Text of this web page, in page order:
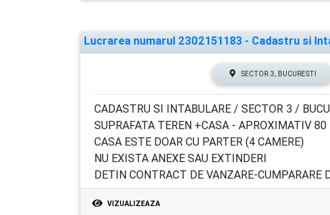
Lucrarea numarul 2302151183 - Cadastru si
SECTOR 3, BUCURESTI
CADASTRU SI INTABULARE / SECTOR 3 /
SUPRAFATA TEREN +CASA - APROXIMATIV 80
CASA ESTE DOAR CU PARTER (4 CAMERE)
NU EXISTA ANEXE SAU EXTINDERI
DETIN CONTRACT DE VANZARE-CUMPARARE
VIZUALIZEAZA